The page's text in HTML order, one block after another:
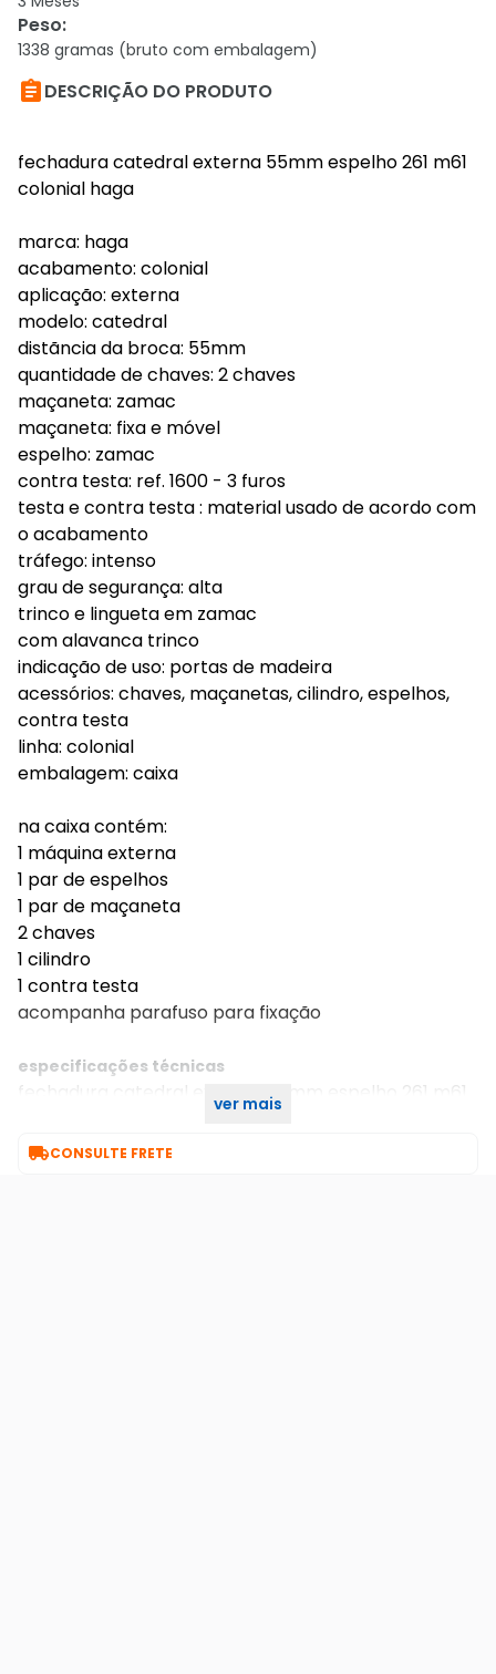
Peso:
1338 gramas (bruto com embalagem)
DESCRIÇÃO DO PRODUTO
fechadura catedral externa 55mm espelho 261 m61
colonial haga
marca: haga
acabamento: colonial
aplicação: externa
modelo: catedral
distãncia da broca: 55mm
quantidade de chaves: 2 chaves
maçaneta: zamac
maçaneta: fixa e móvel
espelho: zamac
contra testa: ref. 1600 - 3 furos
testa e contra testa : material usado de acordo com
o acabamento
tráfego: intenso
grau de segurança: alta
trinco e lingueta em zamac
com alavanca trinco
indicação de uso: portas de madeira
acessórios: chaves, maçanetas, cilindro, espelhos,
contra testa
linha: colonial
embalagem: caixa
na caixa contém:
1 máquina externa
1 par de espelhos
1 par de maçaneta
2 chaves
1 cilindro
1 contra testa
acompanha parafuso para fixação
especificações técnicas
fechadura catedral externa 55mm espelho 261 m61
ver mais
CONSULTE FRETE